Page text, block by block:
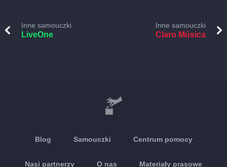
Inne samouczki
LiveOne
Inne samouczki
Claro Música
Blog Samouczki Centrum pomocy
Nasi partnerzy O nas Materiały prasowe